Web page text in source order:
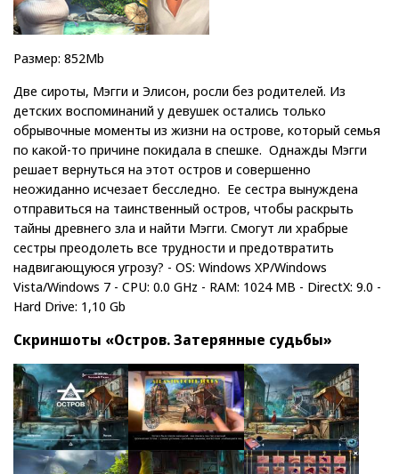
Размер: 852Mb
Две сироты, Мэгги и Элисон, росли без родителей. Из
детских воспоминаний у девушек остались только
обрывочные моменты из жизни на острове, который семья
по какой-то причине покидала в спешке. Однажды Мэгги
решает вернуться на этот остров и совершенно
неожиданно исчезает бесследно. Ее сестра вынуждена
отправиться на таинственный остров, чтобы раскрыть
тайны древнего зла и найти Мэгги. Смогут ли храбрые
сестры преодолеть все трудности и предотвратить
надвигающуюся угрозу? - OS: Windows XP/Windows
Vista/Windows 7 - CPU: 0.0 GHz - RAM: 1024 MB - DirectX: 9.0 -
Hard Drive: 1,10 Gb
Скриншоты «Остров. Затерянные судьбы»